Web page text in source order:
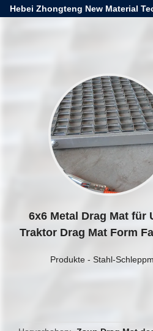
Hebei Zhongteng New Material
6x6 Metal Drag Mat für
Traktor Drag Mat Form
Produkte - Stahl-